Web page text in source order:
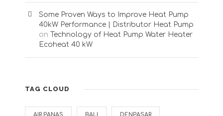
Some Proven Ways to Improve Heat Pump
40kW Performance | Distributor Heat Pump
on Technology of Heat Pump Water Heater
Ecoheat 40 kW
TAG CLOUD